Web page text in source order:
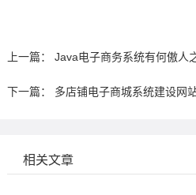
上一篇： Java电子商务系统有何傲人
下一篇： 多店铺电子商城系统建设网
相关文章